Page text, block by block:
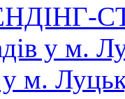
у м.
м.